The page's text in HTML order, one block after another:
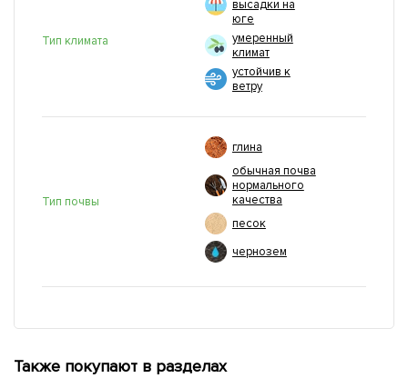
Тип климата
высадки на
юге
умеренный
климат
устойчив к
ветру
Тип почвы
глина
обычная почва
нормального
качества
песок
чернозем
Также покупают в разделах